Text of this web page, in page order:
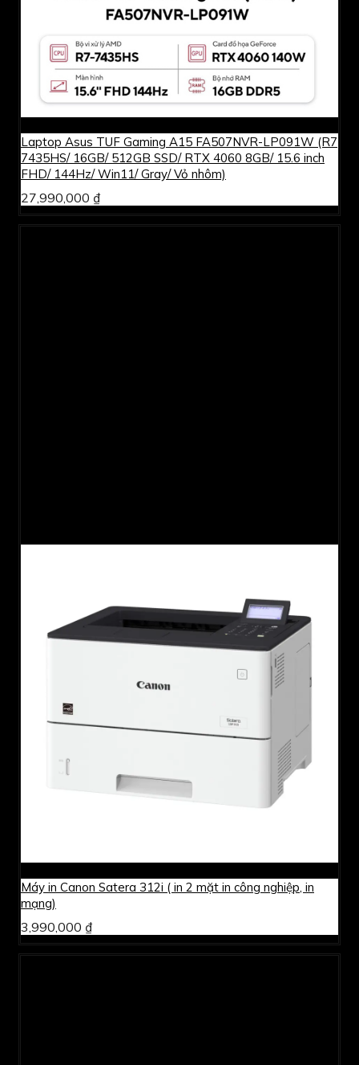
Laptop Asus TUF Gaming A15 FA507NVR-LP091W (R7
7435HS/ 16GB/ 512GB SSD/ RTX 4060 8GB/ 15.6 inch
FHD/ 144Hz/ Win11/ Gray/ Vỏ nhôm)
27,990,000 ₫
Máy in Canon Satera 312i ( in 2 mặt in công nghiệp, in
mạng)
3,990,000 ₫